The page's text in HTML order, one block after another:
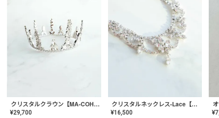
クリスタルクラウン【MA-COHD-01】韓国風クラウン/ウェディングクラウン/ティアラ
¥29,700
クリスタルネックレス-Lace【MA-CONL-02】
¥16,500 ¥